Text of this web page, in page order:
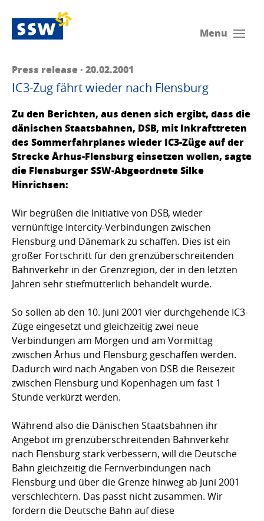
Menu
Press release · 20.02.2001
IC3-Zug fährt wieder nach Flensburg
Zu den Berichten, aus denen sich ergibt, dass die
dänischen Staatsbahnen, DSB, mit Inkrafttreten
des Sommerfahrplanes wieder IC3-Züge auf der
Strecke Århus-Flensburg einsetzen wollen, sagte
die Flensburger SSW-Abgeordnete Silke
Hinrichsen:
Wir begrüßen die Initiative von DSB, wieder
vernünftige Intercity-Verbindungen zwischen
Flensburg und Dänemark zu schaffen. Dies ist ein
großer Fortschritt für den grenzüberschreitenden
Bahnverkehr in der Grenzregion, der in den letzten
Jahren sehr stiefmütterlich behandelt wurde.
So sollen ab den 10. Juni 2001 vier durchgehende IC3-
Züge eingesetzt und gleichzeitig zwei neue
Verbindungen am Morgen und am Vormittag
zwischen Århus und Flensburg geschaffen werden.
Dadurch wird nach Angaben von DSB die Reisezeit
zwischen Flensburg und Kopenhagen um fast 1
Stunde verkürzt werden.
Während also die Dänischen Staatsbahnen ihr
Angebot im grenzüberschreitenden Bahnverkehr
nach Flensburg stark verbessern, will die Deutsche
Bahn gleichzeitig die Fernverbindungen nach
Flensburg und über die Grenze hinweg ab Juni 2001
verschlechtern. Das passt nicht zusammen. Wir
fordern die Deutsche Bahn auf diese